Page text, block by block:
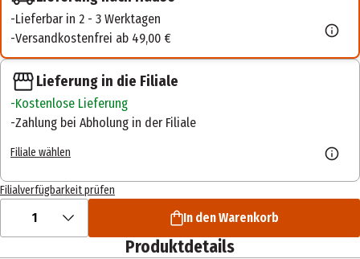
Lieferbar in 2 - 3 Werktagen
Versandkostenfrei ab 49,00 €
Lieferung in die Filiale
Kostenlose Lieferung
Zahlung bei Abholung in der Filiale
Filiale wählen
Filialverfügbarkeit prüfen
1 In den Warenkorb
Produktdetails